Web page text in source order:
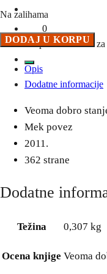
0
Besplatna dostava
Na zalihama
Tigrova
količina
DODAJ U KORPU
Opis
Dodatne informacije
Veoma dobro
Mek povez
2011.
362 strane
Dodatne
Težina 0,307 kg
Ocena knjige Veoma